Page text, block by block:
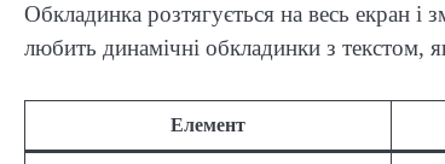
Обкладинка розтягується на весь екран
любить динамічні обкладинки з текстом,
Елемент